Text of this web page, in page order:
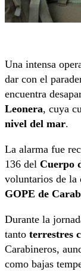
Una intensa
dar con el
encuentra
Leonera, cuya
nivel del mar.
La alarma fue
136 del Cuerpo
voluntarios de la
GOPE de
Durante la
tanto terrestres
Carabineros,
como bajas